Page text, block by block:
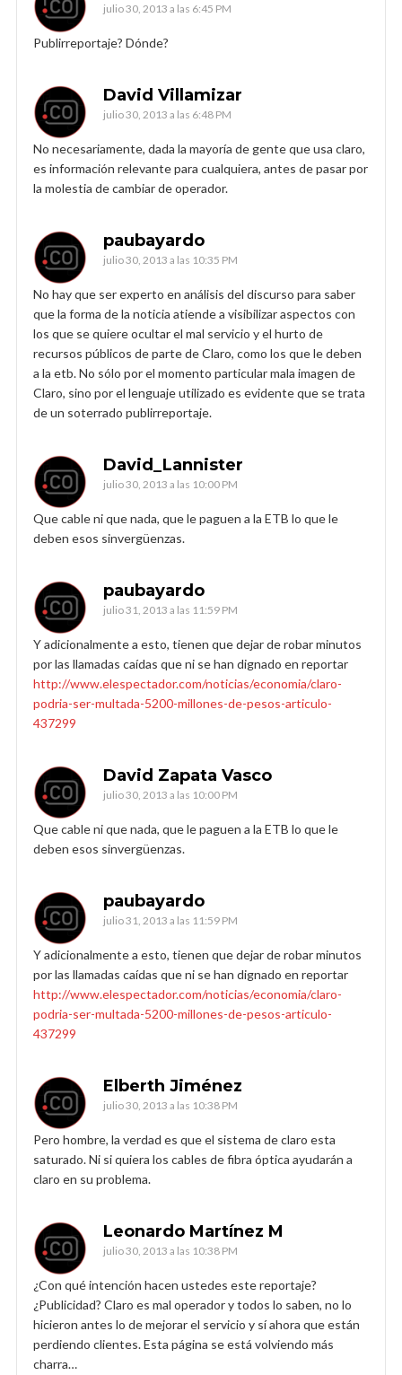
julio 30, 2013 a las 6:45 PM
Publirreportaje? Dónde?
David Villamizar
julio 30, 2013 a las 6:48 PM
No necesariamente, dada la mayoría de gente que usa claro,
es información relevante para cualquiera, antes de pasar por
la molestia de cambiar de operador.
paubayardo
julio 30, 2013 a las 10:35 PM
No hay que ser experto en análisis del discurso para saber
que la forma de la noticia atiende a visibilizar aspectos con
los que se quiere ocultar el mal servicio y el hurto de
recursos públicos de parte de Claro, como los que le deben
a la etb. No sólo por el momento particular mala imagen de
Claro, sino por el lenguaje utilizado es evidente que se trata
de un soterrado publirreportaje.
David_Lannister
julio 30, 2013 a las 10:00 PM
Que cable ni que nada, que le paguen a la ETB lo que le
deben esos sinvergüenzas.
paubayardo
julio 31, 2013 a las 11:59 PM
Y adicionalmente a esto, tienen que dejar de robar minutos
por las llamadas caídas que ni se han dignado en reportar
http://www.elespectador.com/noticias/economia/claro-
podria-ser-multada-5200-millones-de-pesos-articulo-
437299
David Zapata Vasco
julio 30, 2013 a las 10:00 PM
Que cable ni que nada, que le paguen a la ETB lo que le
deben esos sinvergüenzas.
paubayardo
julio 31, 2013 a las 11:59 PM
Y adicionalmente a esto, tienen que dejar de robar minutos
por las llamadas caídas que ni se han dignado en reportar
http://www.elespectador.com/noticias/economia/claro-
podria-ser-multada-5200-millones-de-pesos-articulo-
437299
Elberth Jiménez
julio 30, 2013 a las 10:38 PM
Pero hombre, la verdad es que el sistema de claro esta
saturado. Ni si quiera los cables de fibra óptica ayudarán a
claro en su problema.
Leonardo Martínez M
julio 30, 2013 a las 10:38 PM
¿Con qué intención hacen ustedes este reportaje?
¿Publicidad? Claro es mal operador y todos lo saben, no lo
hicieron antes lo de mejorar el servicio y sí ahora que están
perdiendo clientes. Esta página se está volviendo más
charra…